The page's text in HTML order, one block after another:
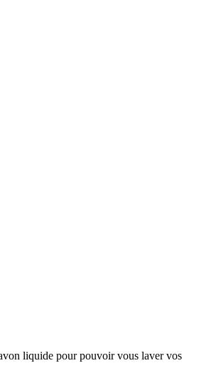
liquide pour pouvoir vous laver vos